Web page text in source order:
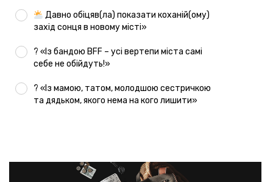
Давно обіцяв(ла) показати коханій(ому)
захід сонця в новому місті»
? «Із бандою BFF – усі вертепи міста самі
себе не обійдуть!»
? «Із мамою, татом, молодшою сестричкою
та дядьком, якого нема на кого лишити»